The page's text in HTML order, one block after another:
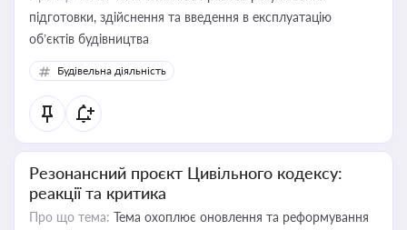
підготовки, здійснення та введення в експлуатацію
об’єктів будівництва
Будівельна діяльність
Резонансний проєкт Цивільного кодексу:
реакції та критика
Про що тема: Тема охоплює оновлення та реформування